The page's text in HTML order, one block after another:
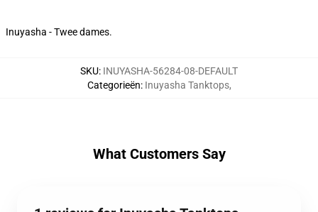
Inuyasha - Twee dames.
SKU: INUYASHA-56284-08-DEFAULT
Categorieën: Inuyasha Tanktops,
What Customers Say